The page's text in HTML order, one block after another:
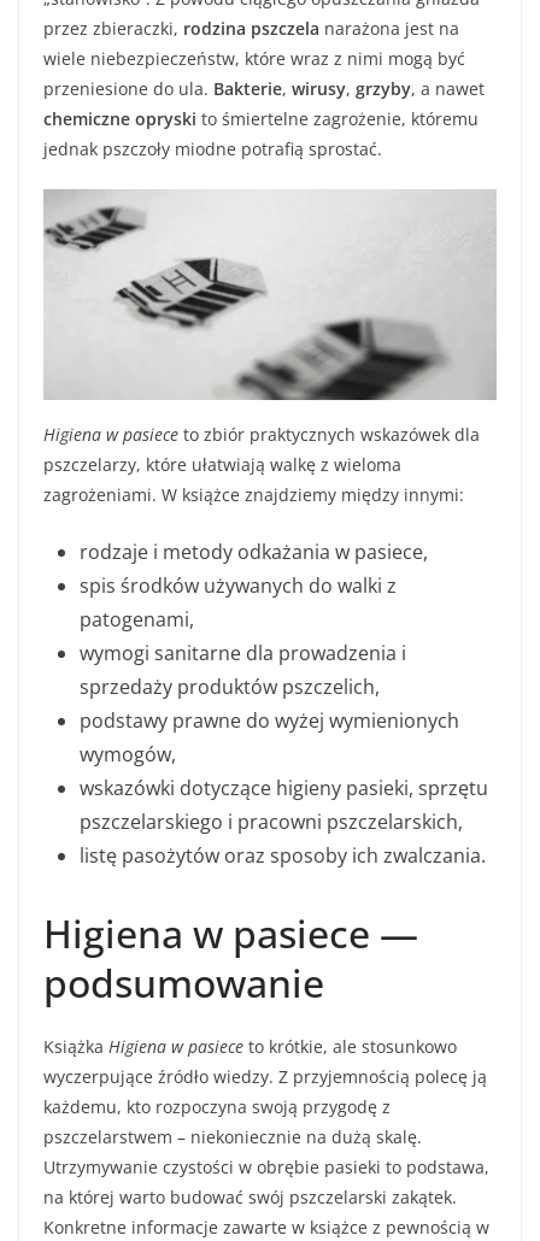
przez zbieraczki, rodzina pszczela narażona jest na
wiele niebezpieczeństw, które wraz z nimi mogą być
przeniesione do ula. Bakterie, wirusy, grzyby, a nawet
chemiczne opryski to śmiertelne zagrożenie, któremu
jednak pszczoły miodne potrafią sprostać.
Higiena w pasiece to zbiór praktycznych wskazówek dla
pszczelarzy, które ułatwiają walkę z wieloma
zagrożeniami. W książce znajdziemy między innymi:
rodzaje i metody odkażania w pasiece,
spis środków używanych do walki z
patogenami,
wymogi sanitarne dla prowadzenia i
sprzedaży produktów pszczelich,
podstawy prawne do wyżej wymienionych
wymogów,
wskazówki dotyczące higieny pasieki, sprzętu
pszczelarskiego i pracowni pszczelarskich,
listę pasożytów oraz sposoby ich zwalczania.
Higiena w pasiece —
podsumowanie
Książka Higiena w pasiece to krótkie, ale stosunkowo
wyczerpujące źródło wiedzy. Z przyjemnością polecę ją
każdemu, kto rozpoczyna swoją przygodę z
pszczelarstwem – niekoniecznie na dużą skalę.
Utrzymywanie czystości w obrębie pasieki to podstawa,
na której warto budować swój pszczelarski zakątek.
Konkretne informacje zawarte w książce z pewnością w